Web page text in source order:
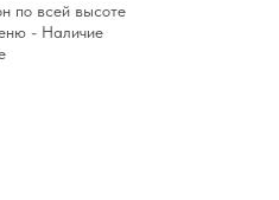
по всей высоте
- Наличие